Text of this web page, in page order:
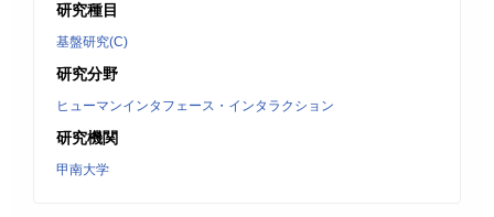
研究種目
基盤研究(C)
研究分野
ヒューマンインタフェース・インタラクション
研究機関
甲南大学